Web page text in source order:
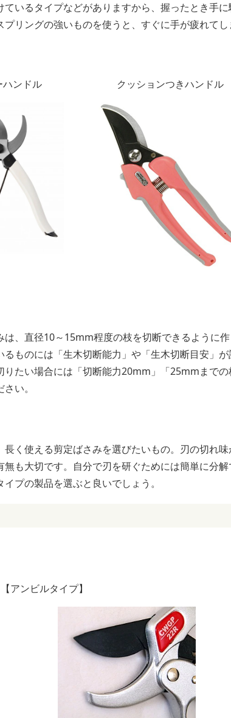
いるタイプなどがありますから、握ったとき手に
リングの強いものを使うと、すぐに手が疲れてし
ハンドル クッションつきハンドル
、直径10～15mm程度の枝を切断できるように
ものには「生木切断能力」や「生木切断目安」
たい場合には「切断能力20mm」「25mmまでの
い。
く使える剪定ばさみを選びたいもの。刃の切れ
も大切です。自分で刃を研ぐためには簡単に分解
プの製品を選ぶと良いでしょう。
【アンビルタイプ】